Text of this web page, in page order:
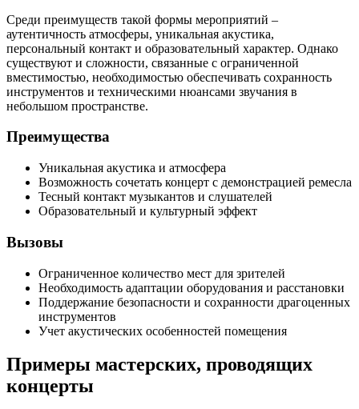
Среди преимуществ такой формы мероприятий –
аутентичность атмосферы, уникальная акустика,
персональный контакт и образовательный характер. Однако
существуют и сложности, связанные с ограниченной
вместимостью, необходимостью обеспечивать сохранность
инструментов и техническими нюансами звучания в
небольшом пространстве.
Преимущества
Уникальная акустика и атмосфера
Возможность сочетать концерт с демонстрацией ремесла
Тесный контакт музыкантов и слушателей
Образовательный и культурный эффект
Вызовы
Ограниченное количество мест для зрителей
Необходимость адаптации оборудования и расстановки
Поддержание безопасности и сохранности драгоценных
инструментов
Учет акустических особенностей помещения
Примеры мастерских, проводящих
концерты